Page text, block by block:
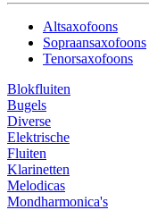
Altsaxofoons
Sopraansaxofoons
Tenorsaxofoons
Blokfluiten
Bugels
Diverse
Elektrische
Fluiten
Klarinetten
Melodicas
Mondharmonica's